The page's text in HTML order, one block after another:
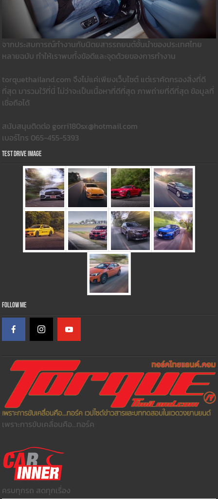
จากประสบการณ์ทำงานกับนิตยสารรถยนต์ชั้นนำของประเทศไทย
หลายฉบับ ทำให้เราพบทั้งข้อดีและจุดด้วยของการทำงาน
torquethailand.com จึงไม่แค่เพียงเว็บไซต์ แต่เราคัดกรองสิ่งที่ดี
ที่สุด มารวมใว้ที่นี่ ไม่ว่าจะเป็นเนื้อหาที่ดีที่สุด ภาพถ่ายที่ดีที่สุด ข้อมูลที่
เชื่อถือได้
สนับสนุนติดต่อ gorri180sx@hotmail.com
เบอร์โทร 065-455-5393
Test Drive Image
Follow Me
เพราะการขับเคลื่อนคือ...ทอร์ค
ครบทุกรถ สดทุกเรื่อง